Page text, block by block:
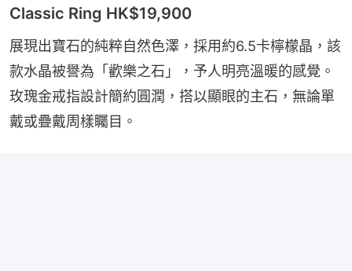
Classic Ring HK$19,900
展現出寶石的純粹自然色澤，採用約6.5卡檸檬晶，該
款水晶被譽為「歡樂之石」，予人明亮溫暖的感覺。
玫瑰金戒指設計簡約圓潤，搭以顯眼的主石，無論單
戴或疊戴周樣矚目。